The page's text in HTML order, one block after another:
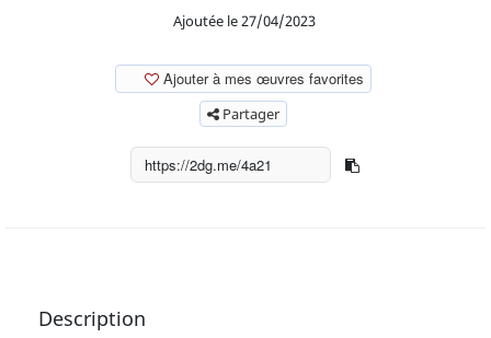
Ajoutée le 27/04/2023
Ajouter à mes œuvres favorites
Partager
Description